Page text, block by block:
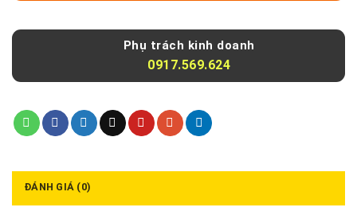
Phụ trách kinh doanh
0917.569.624
ĐÁNH GIÁ (0)